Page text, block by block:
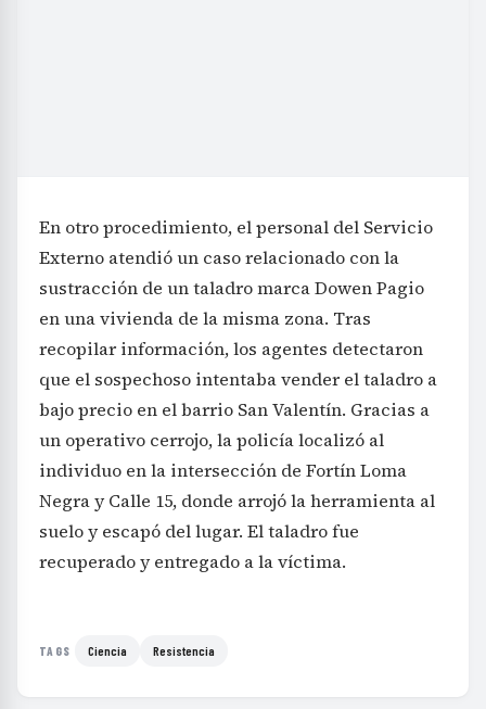
En otro procedimiento, el personal del Servicio
Externo atendió un caso relacionado con la
sustracción de un taladro marca Dowen Pagio
en una vivienda de la misma zona. Tras
recopilar información, los agentes detectaron
que el sospechoso intentaba vender el taladro a
bajo precio en el barrio San Valentín. Gracias a
un operativo cerrojo, la policía localizó al
individuo en la intersección de Fortín Loma
Negra y Calle 15, donde arrojó la herramienta al
suelo y escapó del lugar. El taladro fue
recuperado y entregado a la víctima.
TAGS Ciencia Resistencia